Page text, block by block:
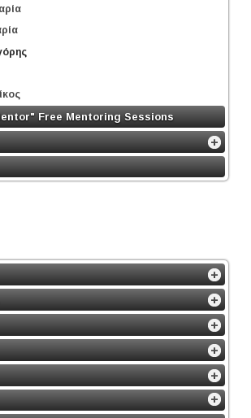
Free Mentoring Sessions